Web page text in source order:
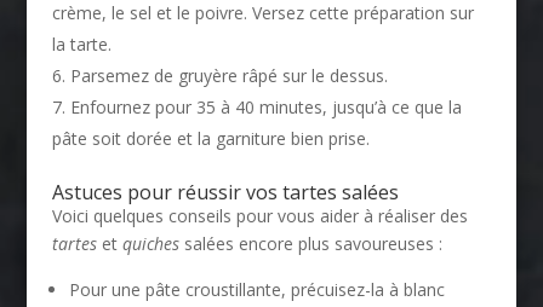
crème, le sel et le poivre. Versez cette préparation sur
la tarte.
Parsemez de gruyère râpé sur le dessus.
Enfournez pour 35 à 40 minutes, jusqu’à ce que la
pâte soit dorée et la garniture bien prise.
Astuces pour réussir vos tartes salées
Voici quelques conseils pour vous aider à réaliser des
tarteset quichessalées encore plus savoureuses :
Pour une pâte croustillante, précuisez-la à blanc